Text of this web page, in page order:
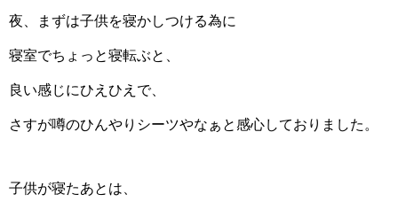
夜、まずは子供を寝かしつける為に
寝室でちょっと寝転ぶと、
良い感じにひえひえで、
さすが噂のひんやりシーツやなぁと感心しておりました。
子供が寝たあとは、